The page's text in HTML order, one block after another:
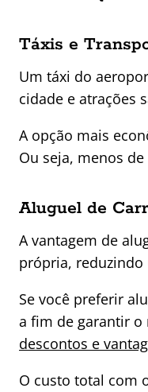
Táxis e
Um táxi do
cidade e atrações
A opção mais
Ou seja, menos
Aluguel de
A vantagem de
própria,
Se você preferir
a fim de garantir
descontos e
O custo total com